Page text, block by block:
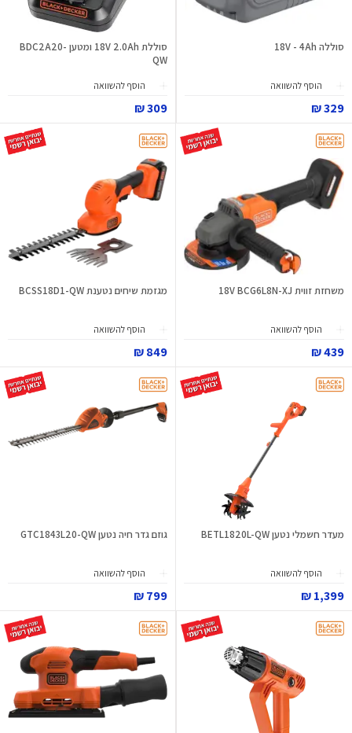
סוללה 18V - 4Ah
הוסף להשוואה
329 ₪
סוללת 18V 2.0Ah ומטען BDC2A20-
QW
הוסף להשוואה
309 ₪
משחזת זווית 18V BCG6L8N-XJ
הוסף להשוואה
439 ₪
מגזמת שיחים נטענת BCSS18D1-QW
הוסף להשוואה
849 ₪
מעדר חשמלי נטען BETL1820L-QW
הוסף להשוואה
1,399 ₪
גוזם גדר חיה נטען GTC1843L20-QW
הוסף להשוואה
799 ₪